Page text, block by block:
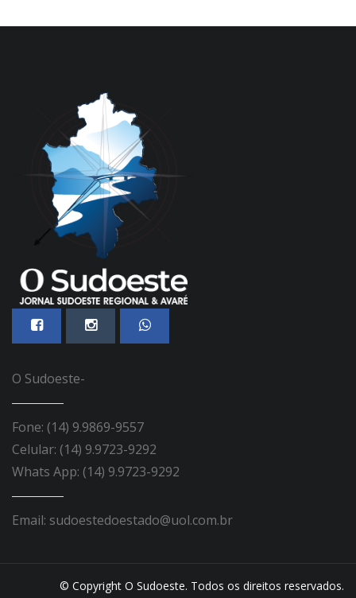
O Sudoeste-
Fone: (14) 9.9869-9557
Celular: (14) 9.9723-9292
Whats App: (14) 9.9723-9292
Email: sudoestedoestado@uol.com.br
© Copyright O Sudoeste. Todos os direitos reservados.